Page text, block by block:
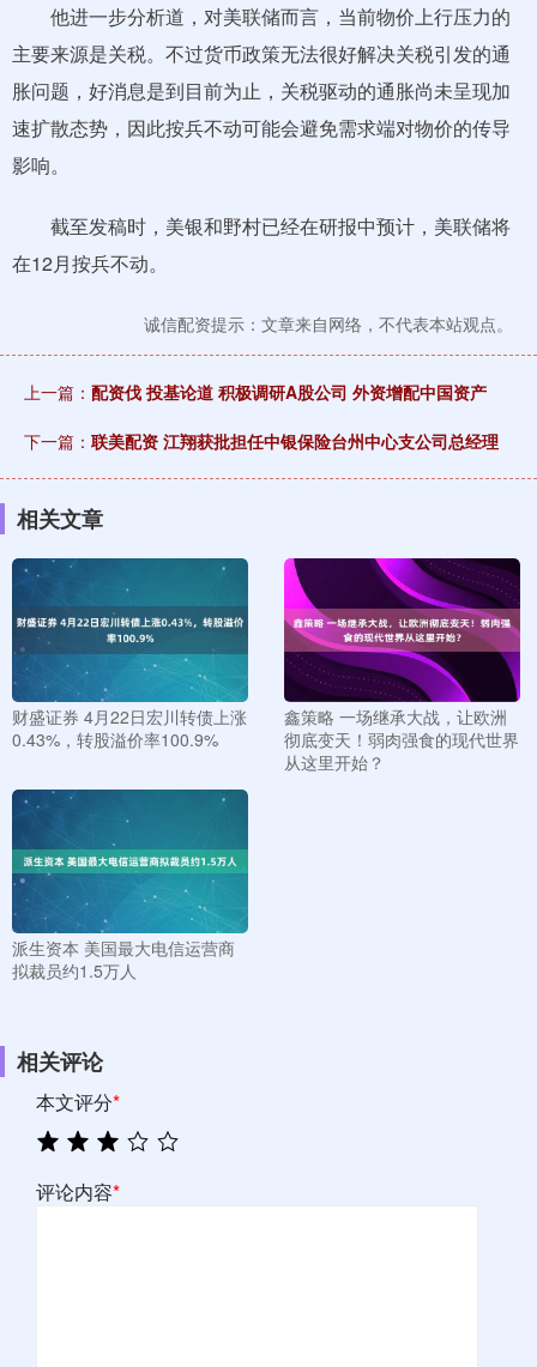
他进一步分析道，对美联储而言，当前物价上行压力的
主要来源是关税。不过货币政策无法很好解决关税引发的通
胀问题，好消息是到目前为止，关税驱动的通胀尚未呈现加
速扩散态势，因此按兵不动可能会避免需求端对物价的传导
影响。
截至发稿时，美银和野村已经在研报中预计，美联储将
在12月按兵不动。
诚信配资提示：文章来自网络，不代表本站观点。
上一篇： 配资伐 投基论道 积极调研A股公司 外资增配中国资产
下一篇： 联美配资 江翔获批担任中银保险台州中心支公司总经理
相关文章
财盛证券 4月22日宏川转债上涨
0.43%，转股溢价率100.9%
鑫策略 一场继承大战，让欧洲
彻底变天！弱肉强食的现代世界
从这里开始？
派生资本 美国最大电信运营商
拟裁员约1.5万人
相关评论
本文评分*
评论内容*